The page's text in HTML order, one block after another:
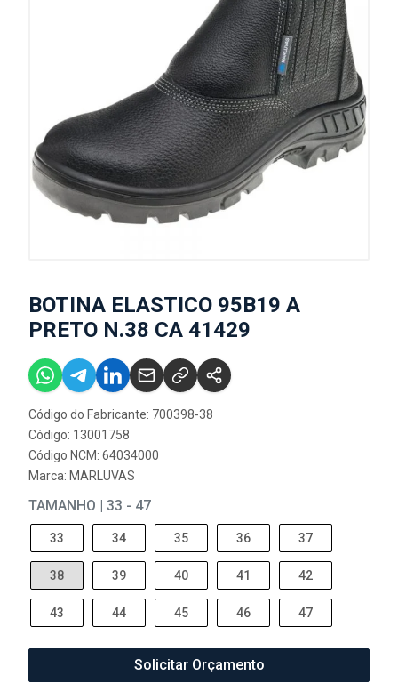
BOTINA ELASTICO 95B19 A
PRETO N.38 CA 41429
Código do Fabricante: 700398-38
Código: 13001758
Código NCM: 64034000
Marca: MARLUVAS
TAMANHO | 33 - 47
33 34 35 36 37
38 39 40 41 42
43 44 45 46 47
Solicitar Orçamento